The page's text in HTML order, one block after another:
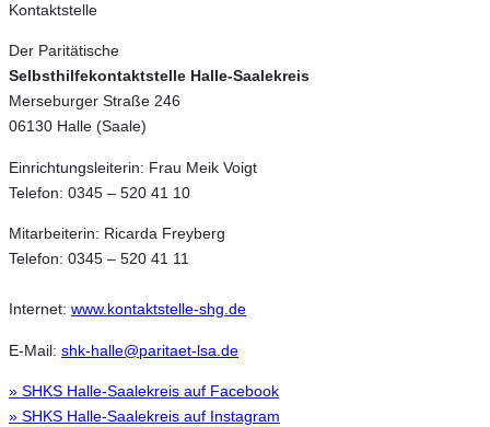
Kontaktstelle
Der Paritätische
Selbsthilfekontaktstelle Halle-Saalekreis
Merseburger Straße 246
06130 Halle (Saale)
Einrichtungsleiterin: Frau Meik Voigt
Telefon: 0345 – 520 41 10
Mitarbeiterin: Ricarda Freyberg
Telefon: 0345 – 520 41 11
Internet: www.kontaktstelle-shg.de
E-Mail: shk-halle@paritaet-lsa.de
» SHKS Halle-Saalekreis auf Facebook
» SHKS Halle-Saalekreis auf Instagram